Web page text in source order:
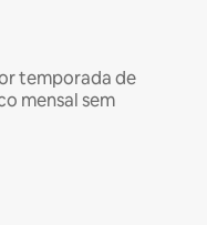
temporada de
mensal sem